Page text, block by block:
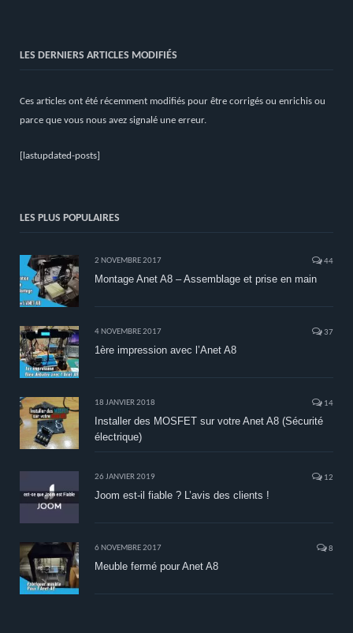
LES DERNIERS ARTICLES MODIFIÉS
Ces articles ont été récemment modifiés pour être corrigés ou enrichis ou
parce que vous nous avez signalé une erreur.
[lastupdated-posts]
LES PLUS POPULAIRES
2 NOVEMBRE 2017 44
Montage Anet A8 – Assemblage et prise en main
4 NOVEMBRE 2017 37
1ère impression avec l’Anet A8
18 JANVIER 2018 14
Installer des MOSFET sur votre Anet A8 (Sécurité
électrique)
26 JANVIER 2019 12
Joom est-il fiable ? L’avis des clients !
6 NOVEMBRE 2017 8
Meuble fermé pour Anet A8